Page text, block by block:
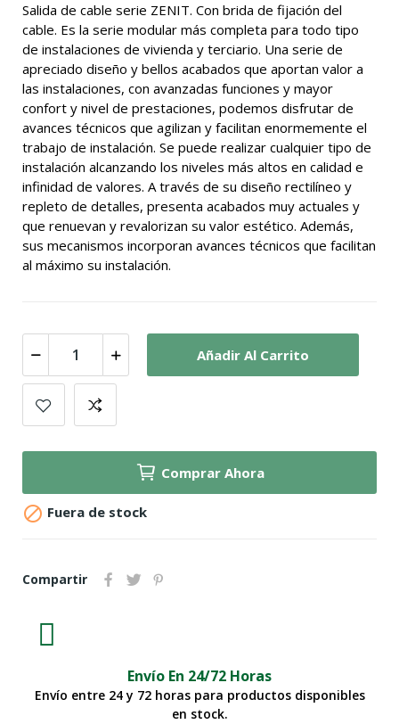
Salida de cable serie ZENIT. Con brida de fijación del
cable. Es la serie modular más completa para todo tipo
de instalaciones de vivienda y terciario. Una serie de
apreciado diseño y bellos acabados que aportan valor a
las instalaciones, con avanzadas funciones y mayor
confort y nivel de prestaciones, podemos disfrutar de
avances técnicos que agilizan y facilitan enormemente el
trabajo de instalación. Se puede realizar cualquier tipo de
instalación alcanzando los niveles más altos en calidad e
infinidad de valores. A través de su diseño rectilíneo y
repleto de detalles, presenta acabados muy actuales y
que renuevan y revalorizan su valor estético. Además,
sus mecanismos incorporan avances técnicos que facilitan
al máximo su instalación.
Añadir Al Carrito
Comprar Ahora
 Fuera de stock
Compartir
Envío En 24/72 Horas
Envío entre 24 y 72 horas para productos disponibles
en stock.